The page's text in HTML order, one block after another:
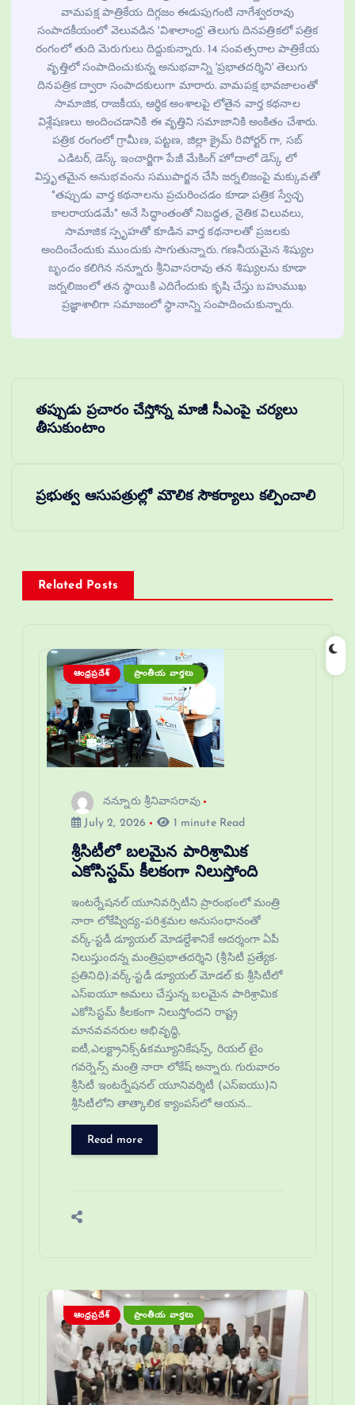
వామపక్ష పాత్రికేయ దిగ్గజం ఈడుపుగంటి నాగేశ్వరరావు
సంపాదకీయంలో వెలువడిన 'విశాలాంధ్ర' తెలుగు దినపత్రికలో పత్రిక
రంగంలో తుది మెరుగులు దిద్దుకున్నారు. 14 సంవత్సరాల పాత్రికేయ
వృత్తిలో సంపాదించుకున్న అనుభవాన్ని 'ప్రభాతదర్శిని' తెలుగు
దినపత్రిక ద్వారా సంపాదకులుగా మారారు. వామపక్ష భావజాలంతో
సామాజిక, రాజకీయ, ఆర్థిక అంశాలపై లోతైన వార్త కథనాల
విశ్లేషణలు అందించడానికి ఈ వృత్తిని సమాజానికి అంకితం చేశారు.
పత్రిక రంగంలో గ్రామీణ, పట్టణ, జిల్లా క్రైమ్ రిపోర్టర్ గా, సబ్
ఎడిటర్, డెస్క్ ఇంచార్జిగా పేజీ మేకింగ్ హోదాలో డెస్క్ లో
విస్తృతమైన అనుభవంను సముపార్జన చేసి జర్నలిజంపై మక్కువతో
"తప్పుడు వార్త కథనాలను ప్రచురించడం కూడా పత్రిక స్వేచ్ఛ
కాలరాయడమే" అనే సిద్ధాంతంతో నిబద్ధత, నైతిక విలువలు,
సామాజిక స్పృహతో కూడిన వార్త కథనాలతో ప్రజలకు
అందించేందుకు ముందుకు సాగుతున్నారు. గణనీయమైన శిష్యుల
బృందం కలిగిన నన్నూరు శ్రీనివాసరావు తన శిష్యులను కూడా
జర్నలిజంలో తన స్థాయికి ఎదిగేందుకు కృషి చేస్తు బహుముఖ
ప్రజ్ఞాశాలిగా సమాజంలో స్థానాన్ని సంపాదించుకున్నారు.
తప్పుడు ప్రచారం చేస్తోన్న మాజీ సీఎంపై చర్యలు
తీసుకుంటాం
ప్రభుత్వ ఆసుపత్రుల్లో మౌలిక సౌకర్యాలు కల్పించాలి
Related Posts
ఆంధ్రప్రదేశ్ ప్రాంతీయ వార్తలు
నన్నూరు శ్రీనివాసరావు
July 2, 2026
1 minute Read
శ్రీసిటీలో బలమైన పారిశ్రామిక
ఎకోసిస్టమ్ కీలకంగా నిలుస్తోంది
ఇంటర్నేషనల్ యూనివర్సిటీని ప్రారంభంలో మంత్రి
నారా లోకేష్విద్య–పరిశ్రమల అనుసంధానంతో
వర్క్-స్టడీ డ్యూయల్ మోడల్దేశానికే ఆదర్శంగా ఏపీ
నిలుస్తుందన్న మంత్రిప్రభాతదర్శిని (శ్రీసిటీ ప్రత్యేక-
ప్రతినిధి):వర్క్-స్టడీ డ్యూయల్ మోడల్ కు శ్రీసిటీలో
ఎస్‌ఐయూ అమలు చేస్తున్న బలమైన పారిశ్రామిక
ఎకోసిస్టమ్ కీలకంగా నిలుస్తోందని రాష్ట్ర
మానవవనరుల అభివృద్ధి,
ఐటీ,ఎలక్ట్రానిక్స్&కమ్యూనికేషన్స్, రియల్ టైం
గవర్నెన్స్ మంత్రి నారా లోకేష్ అన్నారు. గురువారం
శ్రీసిటీ ఇంటర్నేషనల్ యూనివర్శిటీ (ఎస్ఐయు)ని
శ్రీసిటీలోని తాత్కాలిక క్యాంపస్‌లో ఆయన…
Read more
ఆంధ్రప్రదేశ్ ప్రాంతీయ వార్తలు